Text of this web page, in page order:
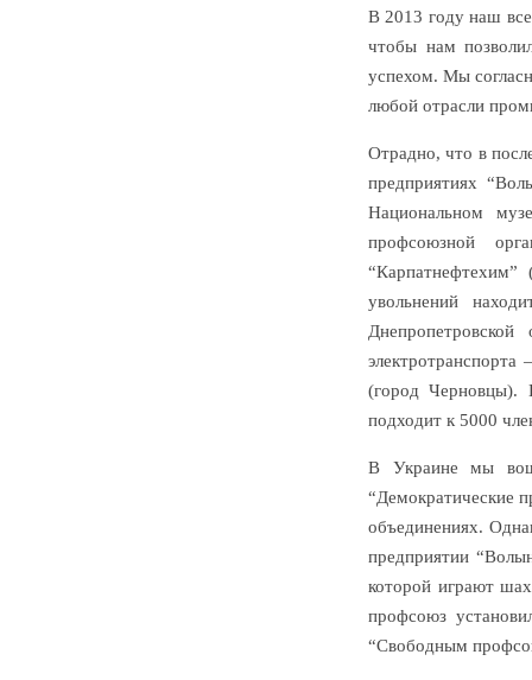
В 2013 году наш
чтобы нам
успехом. Мы
любой отрасли
Отрадно, что в
предприятиях
Национальном
профсоюзной
увольнений
электротранспорта
(город Черновцы).
подходит к 5000
В Украине мы
“Демократические
объединениях.
предприятии
которой играют
профсоюз
“Свободным